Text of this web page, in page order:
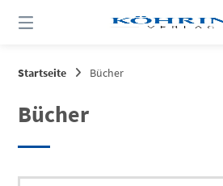
Startseite Bücher
Bücher